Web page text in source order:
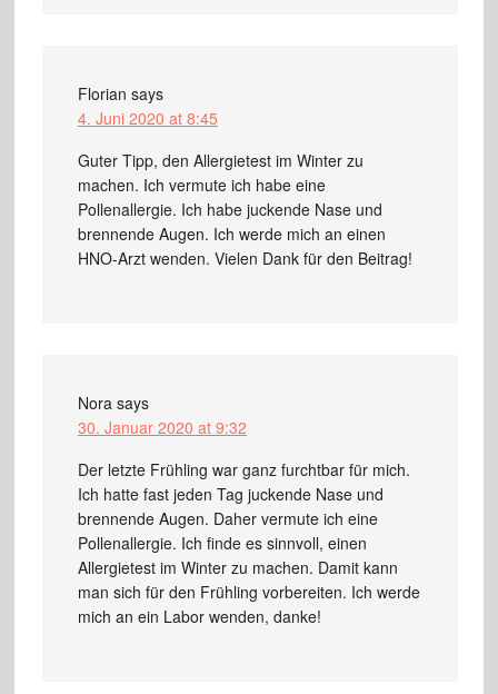
Florian says
4. Juni 2020 at 8:45
Guter Tipp, den Allergietest im Winter zu
machen. Ich vermute ich habe eine
Pollenallergie. Ich habe juckende Nase und
brennende Augen. Ich werde mich an einen
HNO-Arzt wenden. Vielen Dank für den Beitrag!
Nora says
30. Januar 2020 at 9:32
Der letzte Frühling war ganz furchtbar für mich.
Ich hatte fast jeden Tag juckende Nase und
brennende Augen. Daher vermute ich eine
Pollenallergie. Ich finde es sinnvoll, einen
Allergietest im Winter zu machen. Damit kann
man sich für den Frühling vorbereiten. Ich werde
mich an ein Labor wenden, danke!